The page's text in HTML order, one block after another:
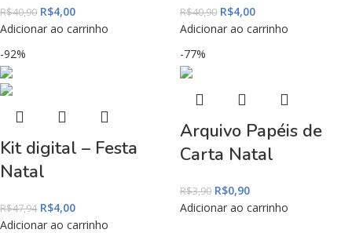
R$40,90 R$4,00
Adicionar ao carrinho
R$40,90 R$4,00
Adicionar ao carrinho
-92%
Kit digital – Festa
Natal
R$47,94 R$4,00
Adicionar ao carrinho
-77%
Arquivo Papéis de
Carta Natal
R$3,90 R$0,90
Adicionar ao carrinho